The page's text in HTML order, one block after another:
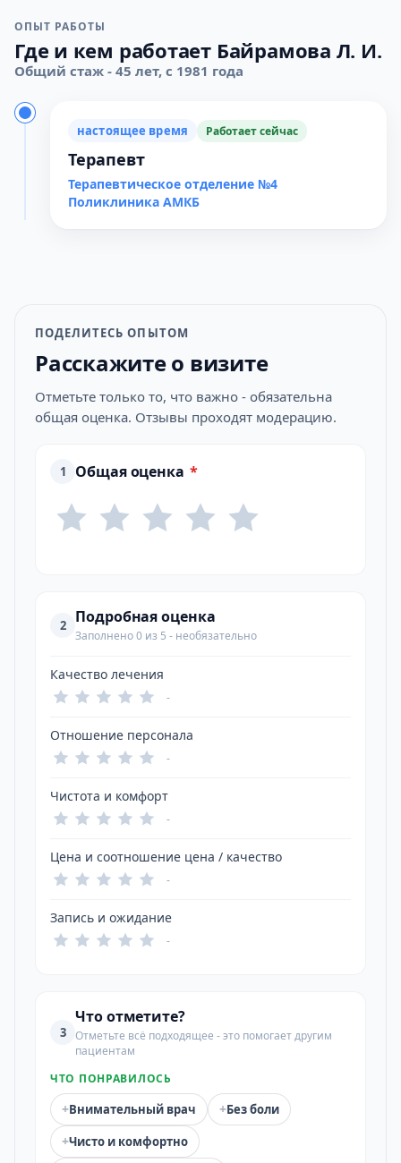
ОПЫТ РАБОТЫ
Где и кем работает Байрамова Л. И.
Общий стаж - 45 лет, с 1981 года
настоящее время Работает сейчас
Терапевт
Терапевтическое отделение №4
Поликлиника АМКБ
ПОДЕЛИТЕСЬ ОПЫТОМ
Расскажите о визите
Отметьте только то, что важно - обязательна
общая оценка. Отзывы проходят модерацию.
1 Общая оценка *
2 Подробная оценка
Заполнено 0 из 5 - необязательно
Качество лечения
-
Отношение персонала
-
Чистота и комфорт
-
Цена и соотношение цена / качество
-
Запись и ожидание
-
3
Что отметите?
Отметьте всё подходящее - это помогает другим
пациентам
ЧТО ПОНРАВИЛОСЬ
+Внимательный врач +Без боли
+Чисто и комфортно